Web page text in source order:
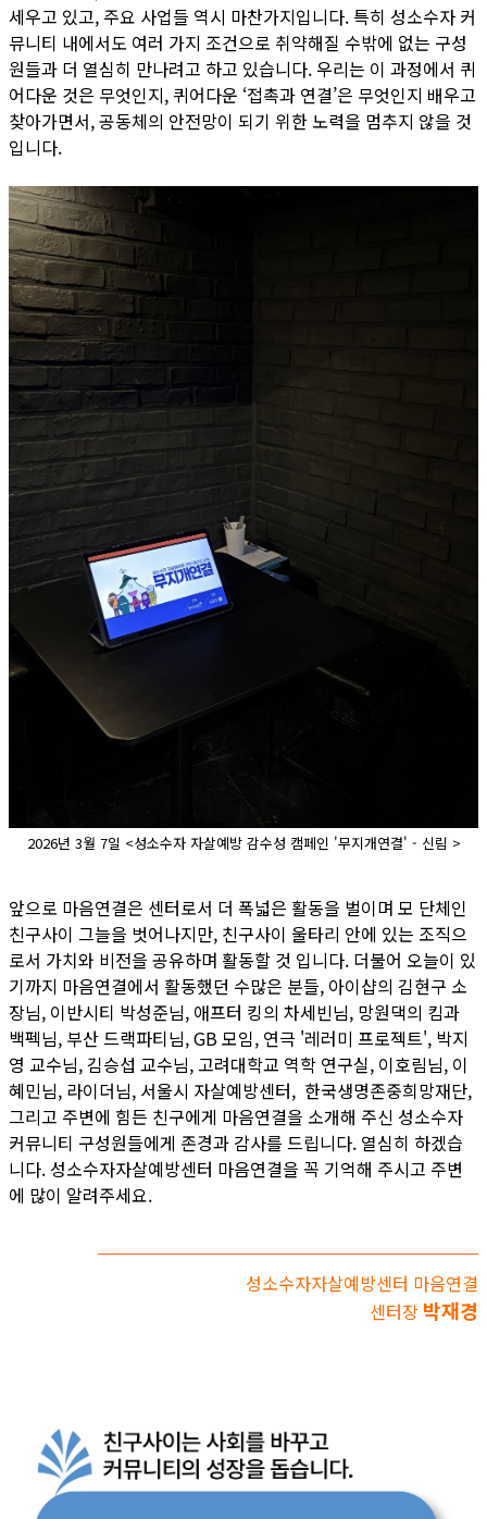
세우고 있고, 주요 사업들 역시 마찬가지입니다. 특히 성소수자 커
뮤니티 내에서도 여러 가지 조건으로 취약해질 수밖에 없는 구성
원들과 더 열심히 만나려고 하고 있습니다. 우리는 이 과정에서 퀴
어다운 것은 무엇인지, 퀴어다운 ‘접촉과 연결’은 무엇인지 배우고
찾아가면서, 공동체의 안전망이 되기 위한 노력을 멈추지 않을 것
입니다.
2026년 3월 7일 <성소수자 자살예방 감수성 캠페인 '무지개연결' - 신림 >
앞으로 마음연결은 센터로서 더 폭넓은 활동을 벌이며 모 단체인
친구사이 그늘을 벗어나지만, 친구사이 울타리 안에 있는 조직으
로서 가치와 비전을 공유하며 활동할 것 입니다. 더불어 오늘이 있
기까지 마음연결에서 활동했던 수많은 분들, 아이샵의 김현구 소
장님, 이반시티 박성준님, 애프터 킹의 차세빈님, 망원댁의 킴과
백펙님, 부산 드랙파티님, GB 모임, 연극 '레러미 프로젝트', 박지
영 교수님, 김승섭 교수님, 고려대학교 역학 연구실, 이호림님, 이
혜민님, 라이더님, 서울시 자살예방센터, 한국생명존중희망재단,
그리고 주변에 힘든 친구에게 마음연결을 소개해 주신 성소수자
커뮤니티 구성원들에게 존경과 감사를 드립니다. 열심히 하겠습
니다. 성소수자자살예방센터 마음연결을 꼭 기억해 주시고 주변
에 많이 알려주세요.
성소수자자살예방센터 마음연결
센터장 박재경